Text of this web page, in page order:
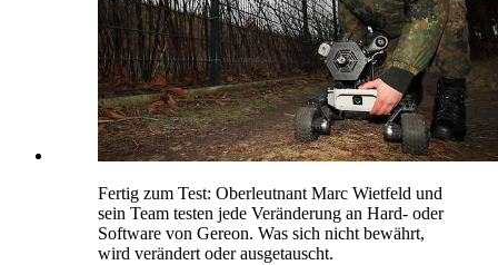
Fertig zum Test: Oberleutnant Marc Wietfeld und
sein Team testen jede Veränderung an Hard- oder
Software von Gereon. Was sich nicht bewährt,
wird verändert oder ausgetauscht.